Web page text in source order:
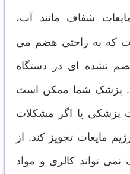
شفاف مانند آب،
که به راحتی هضم می
نشده ای در دستگاه
پزشک شما ممکن است
پزشکی یا اگر مشکلات
مایعات تجویز کند. از
تواند کالری و مواد